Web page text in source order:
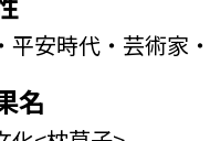
平安時代・芸術家
名